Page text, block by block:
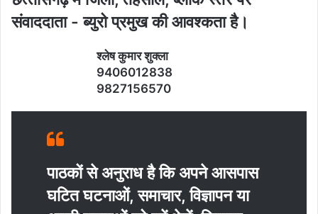
संवाददाता - ब्‍युरो प्रमुख की आवश्‍कता है।
श्‍लेष कुमार शुक्‍ला
9406012838
9827156570
पाठकों से अनुराध है कि अपने आसपास
घटित घटनाओं, समाचार, विज्ञापन या